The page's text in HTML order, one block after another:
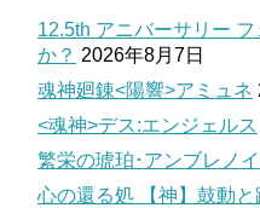
12.5th アニバーサリー
か？ 2026年8月7日
魂神廻錬<陽響>アミュネ
<魂神>デス:エンジェルス
繁栄の琥珀･アンブレノ
心の還る処 【神】鼓動